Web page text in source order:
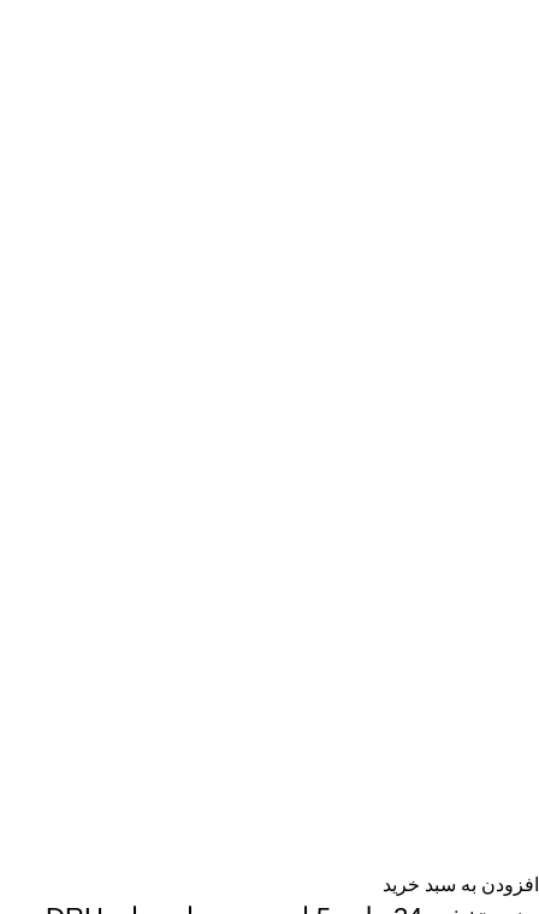
افزودن به سبد خرید